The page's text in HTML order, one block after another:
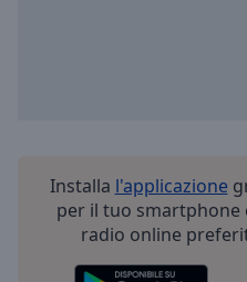
Installa l'applicazione
per il tuo smartphone
radio online